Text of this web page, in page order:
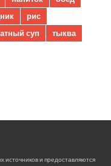
рис
суп
тыква
источников и предоставляются